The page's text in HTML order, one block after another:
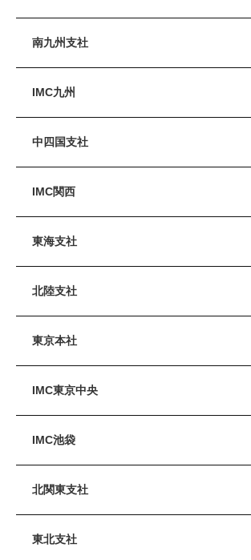
南九州支社
IMC九州
中四国支社
IMC関西
東海支社
北陸支社
東京本社
IMC東京中央
IMC池袋
北関東支社
東北支社